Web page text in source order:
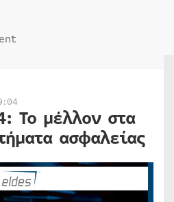
Το μέλλον στα
ασφαλείας